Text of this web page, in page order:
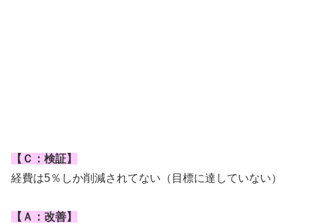
【Ｃ：検証】
経費は5％しか削減されてない（目標に達していない）
【Ａ：改善】